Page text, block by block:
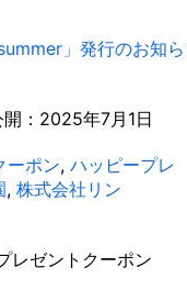
」発行のお知ら
2025年7月1日
ーポン, ハッピープレ
, 株式会社リン
レゼントクーポン